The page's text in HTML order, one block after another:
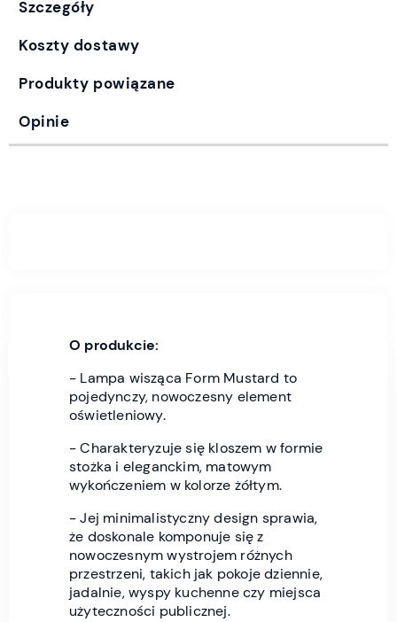
Szczegóły
Koszty dostawy
Produkty powiązane
Opinie
O produkcie:
- Lampa wisząca Form Mustard to
pojedynczy, nowoczesny element
oświetleniowy.
- Charakteryzuje się kloszem w formie
stożka i eleganckim, matowym
wykończeniem w kolorze żółtym.
- Jej minimalistyczny design sprawia,
że doskonale komponuje się z
nowoczesnym wystrojem różnych
przestrzeni, takich jak pokoje dziennie,
jadalnie, wyspy kuchenne czy miejsca
użyteczności publicznej.